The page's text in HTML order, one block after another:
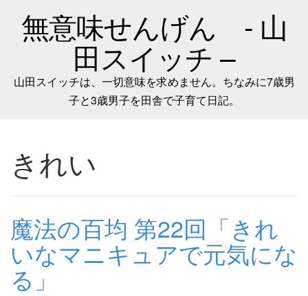
無意味せんげん - 山
田スイッチ –
山田スイッチは、一切意味を求めません。ちなみに7歳男
子と3歳男子を田舎で子育て日記。
きれい
魔法の百均 第22回「きれ
いなマニキュアで元気にな
る」